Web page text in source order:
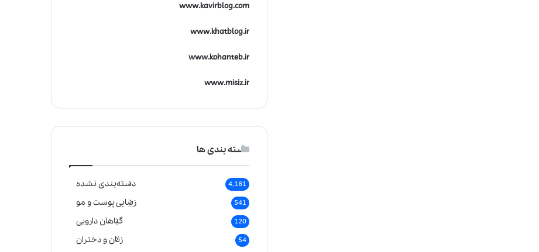
www.kavirblog.com
www.khatblog.ir
www.kohanteb.ir
www.misiz.ir
دسته بندی ها
دسته‌بندی نشده 4,161
زیبایی پوست و مو 541
گیاهان دارویی 120
زنان و دختران 54